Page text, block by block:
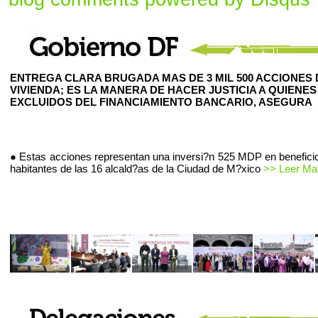
ENTREGA CLARA BRUGADA MAS DE 3 MIL 500 ACCIONES
VIVIENDA; ES LA MANERA DE HACER JUSTICIA A
EXCLUIDOS DEL FINANCIAMIENTO BANCARIO, ASEGURA
● Estas acciones representan una inversi?n 525 MDP en
habitantes de las 16 alcald?as de la Ciudad de M?xico >> Leer